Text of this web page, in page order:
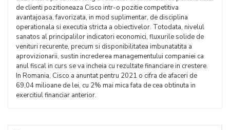
de clienti pozitioneaza Cisco intr-o pozitie competitiva
avantajoasa, favorizata, in mod suplimentar, de disciplina
operationala si executia stricta a obiectivelor. Totodata, nivelul
sanatos al principalilor indicatori economici, fluxurile solide de
venituri recurente, precum si disponibilitatea imbunatatita a
aprovizionarii, sustin increderea managementului companiei ca
anul fiscal in curs se va incheia cu rezultate financiare in crestere.
In Romania, Cisco a anuntat pentru 2021 o cifra de afaceri de
69,04 milioane de lei, cu 2% mai mica fata de cea obtinuta in
exercitiul financiar anterior.